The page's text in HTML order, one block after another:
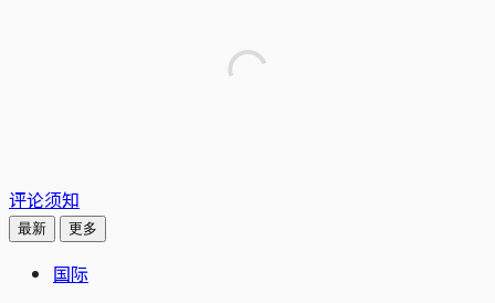
评论须知
最新 更多
国际